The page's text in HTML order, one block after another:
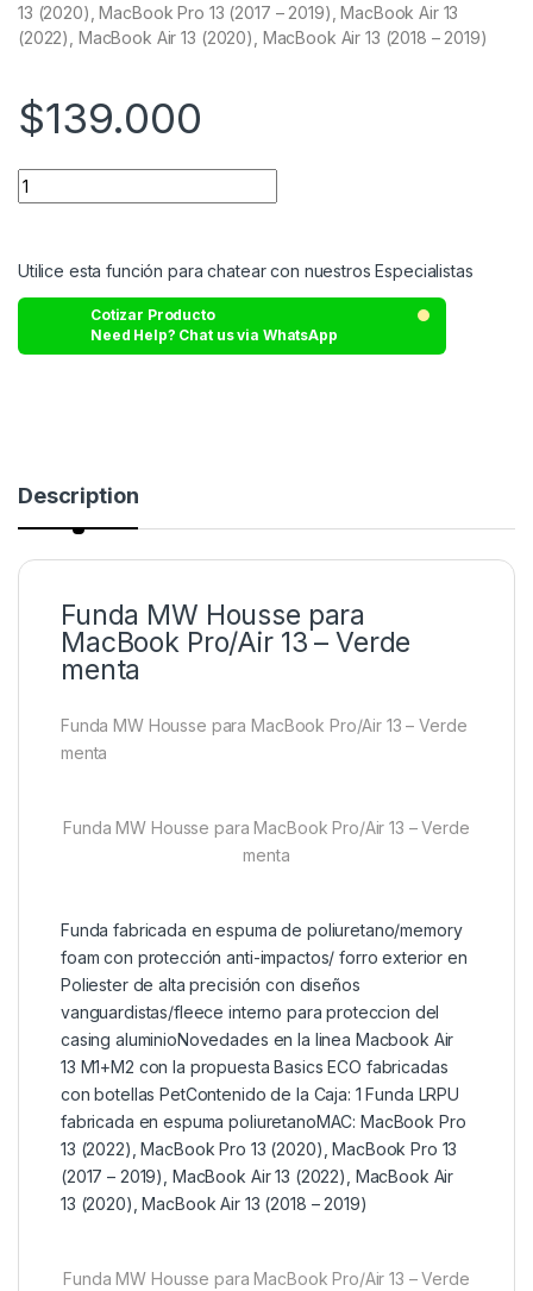
13 (2020), MacBook Pro 13 (2017 – 2019), MacBook Air 13
(2022), MacBook Air 13 (2020), MacBook Air 13 (2018 – 2019)
$139.000
Utilice esta función para chatear con nuestros Especialistas
Cotizar Producto
Need Help? Chat us via WhatsApp
Description
Funda MW Housse para
MacBook Pro/Air 13 – Verde
menta
Funda MW Housse para MacBook Pro/Air 13 – Verde
menta
Funda MW Housse para MacBook Pro/Air 13 – Verde
menta
Funda fabricada en espuma de poliuretano/memory
foam con protección anti-impactos/ forro exterior en
Poliester de alta precisión con diseños
vanguardistas/fleece interno para proteccion del
casing aluminioNovedades en la linea Macbook Air
13 M1+M2 con la propuesta Basics ECO fabricadas
con botellas PetContenido de la Caja: 1 Funda LRPU
fabricada en espuma poliuretanoMAC: MacBook Pro
13 (2022), MacBook Pro 13 (2020), MacBook Pro 13
(2017 – 2019), MacBook Air 13 (2022), MacBook Air
13 (2020), MacBook Air 13 (2018 – 2019)
Funda MW Housse para MacBook Pro/Air 13 – Verde